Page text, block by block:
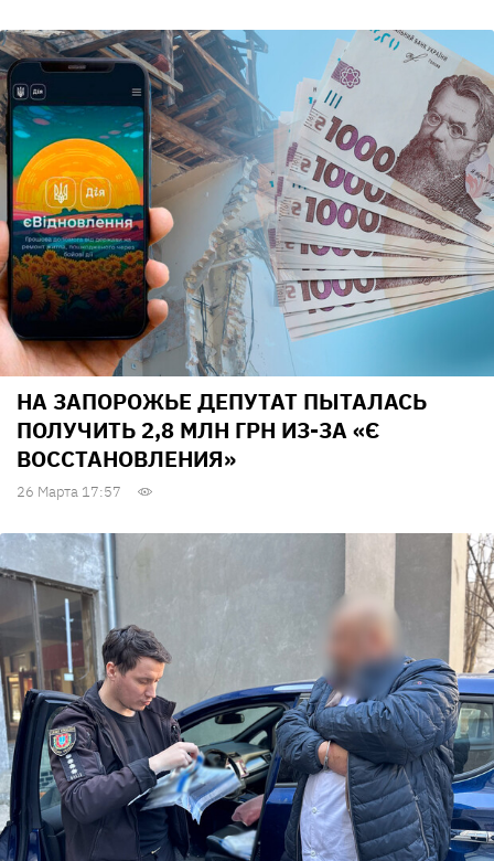
НА ЗАПОРОЖЬЕ ДЕПУТАТ ПЫТАЛАСЬ
ПОЛУЧИТЬ 2,8 МЛН ГРН ИЗ-ЗА «Є
ВОССТАНОВЛЕНИЯ»
26 Марта 17:57